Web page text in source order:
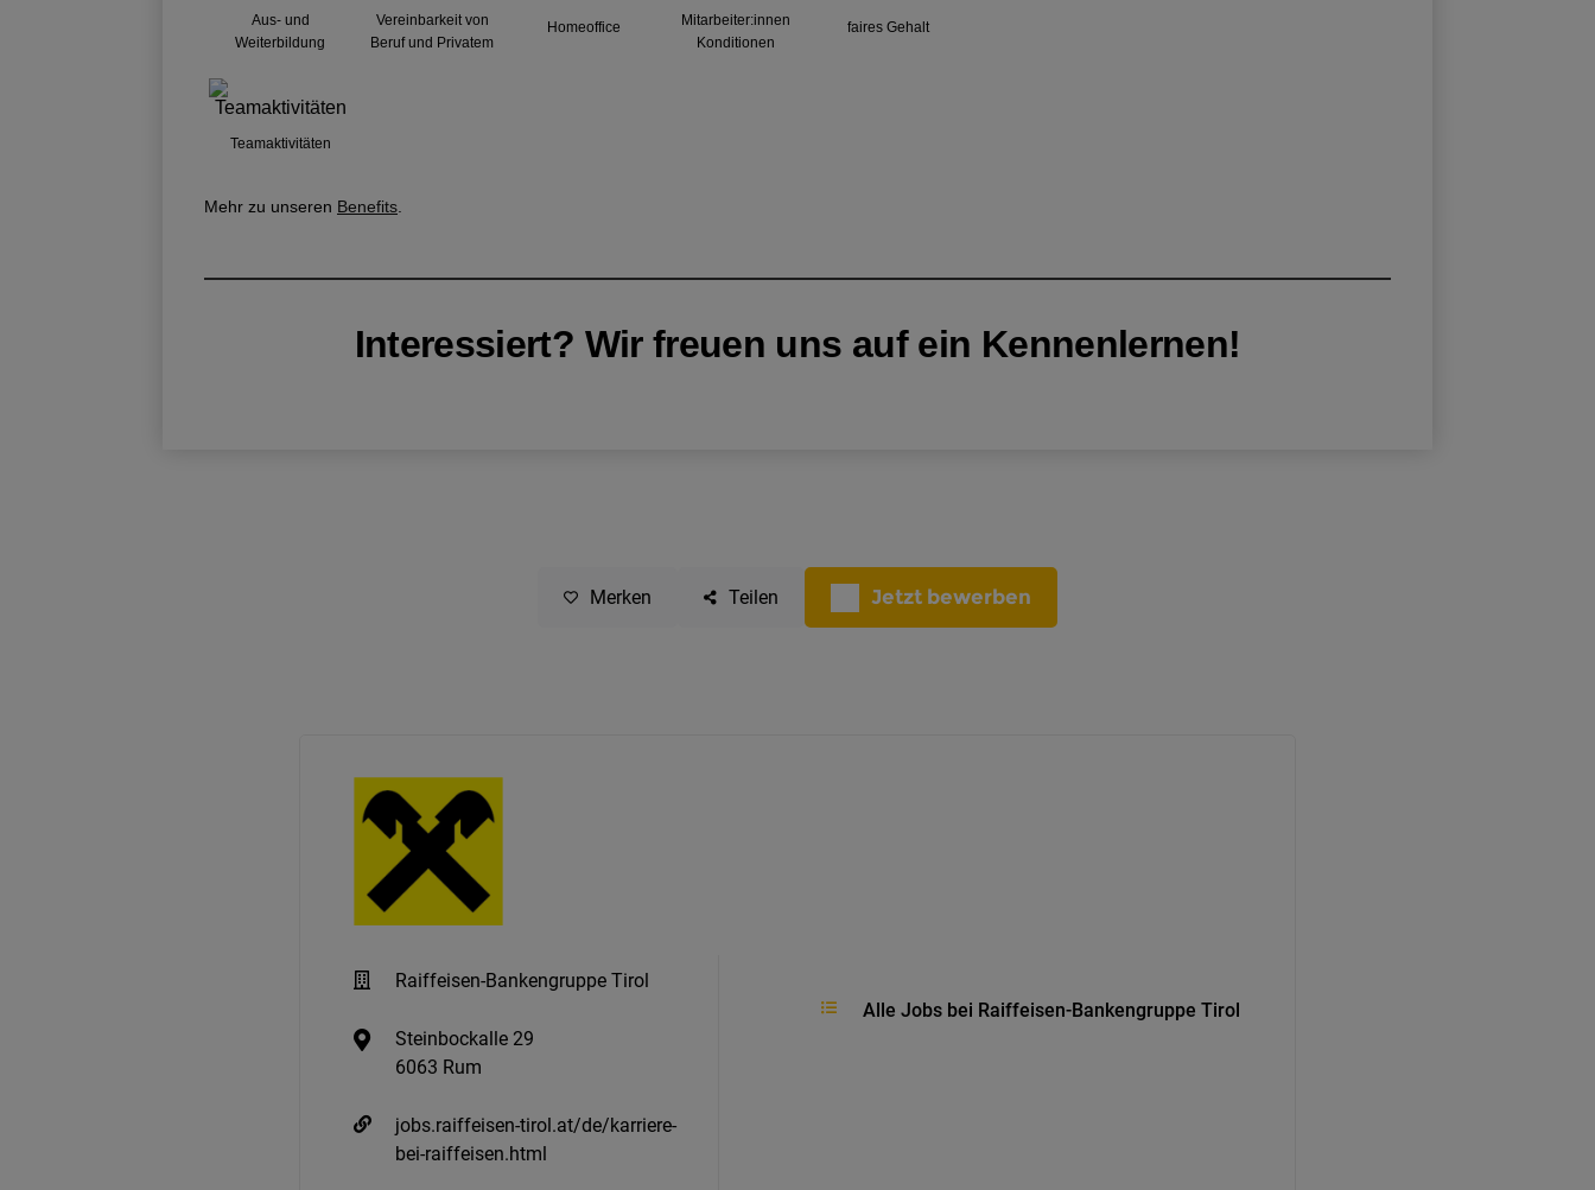
Merken Teilen Jetzt bewerben
Raiffeisen-Bankengruppe Tirol
Steinbockalle 29
6063 Rum
jobs.raiffeisen-tirol.at/de/karriere-
bei-raiffeisen.html
Alle Jobs bei Raiffeisen-Bankengruppe Tirol